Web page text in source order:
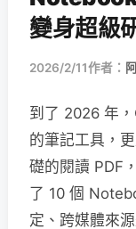
變身超級
2026/2/11作者：
到了 2026 年
的筆記工具，
礎的閱讀 PDF
了 10 個
定、跨媒體來